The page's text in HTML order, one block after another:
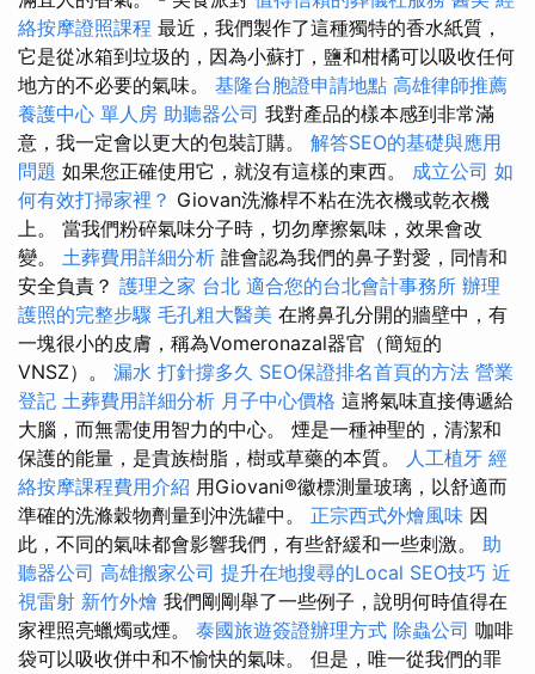
絡按摩證照課程 最近，我們製作了這種獨特的香水紙質，
它是從冰箱到垃圾的，因為小蘇打，鹽和柑橘可以吸收任何
地方的不必要的氣味。 基隆台胞證申請地點 高雄律師推薦
養護中心 單人房 助聽器公司 我對產品的樣本感到非常滿
意，我一定會以更大的包裝訂購。 解答SEO的基礎與應用
問題 如果您正確使用它，就沒有這樣的東西。 成立公司 如
何有效打掃家裡？ Giovan洗滌桿不粘在洗衣機或乾衣機
上。 當我們粉碎氣味分子時，切勿摩擦氣味，效果會改
變。 土葬費用詳細分析 誰會認為我們的鼻子對愛，同情和
安全負責？ 護理之家 台北 適合您的台北會計事務所 辦理
護照的完整步驟 毛孔粗大醫美 在將鼻孔分開的牆壁中，有
一塊很小的皮膚，稱為Vomeronazal器官（簡短的
VNSZ）。 漏水 打針撐多久 SEO保證排名首頁的方法 營業
登記 土葬費用詳細分析 月子中心價格 這將氣味直接傳遞給
大腦，而無需使用智力的中心。 煙是一種神聖的，清潔和
保護的能量，是貴族樹脂，樹或草藥的本質。 人工植牙 經
絡按摩課程費用介紹 用Giovani®徽標測量玻璃，以舒適而
準確的洗滌穀物劑量到沖洗罐中。 正宗西式外燴風味 因
此，不同的氣味都會影響我們，有些舒緩和一些刺激。 助
聽器公司 高雄搬家公司 提升在地搜尋的Local SEO技巧 近
視雷射 新竹外燴 我們剛剛舉了一些例子，說明何時值得在
家裡照亮蠟燭或煙。 泰國旅遊簽證辦理方式 除蟲公司 咖啡
袋可以吸收併中和不愉快的氣味。 但是，唯一從我們的罪